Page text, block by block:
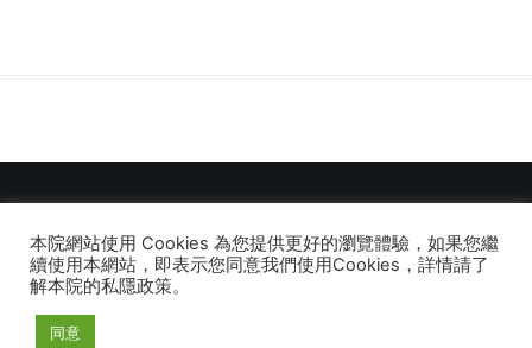
© 2026 建道神學院Alliance Bible Seminary. All rights reserved
本院網站使用 Cookies 為您提供更好的瀏覽體驗，如果您繼
續使用本網站，即表示您同意我們使用Cookies，詳情請了
解本院的私隱政策。
同意